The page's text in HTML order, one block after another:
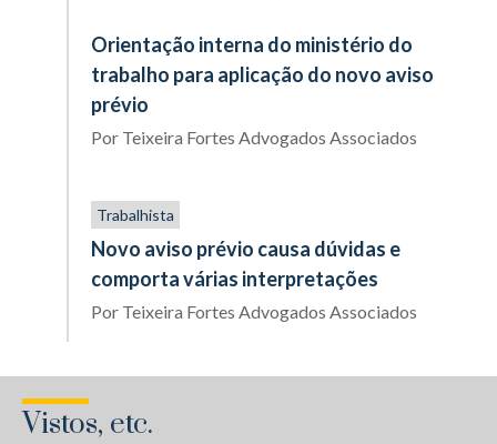
Orientação interna do ministério do
trabalho para aplicação do novo aviso
prévio
Por Teixeira Fortes Advogados Associados
Trabalhista
Novo aviso prévio causa dúvidas e
comporta várias interpretações
Por Teixeira Fortes Advogados Associados
Vistos, etc.